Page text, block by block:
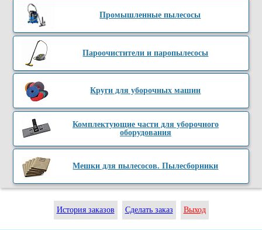
Промышленные пылесосы
Пароочистители и паропылесосы
Круги для уборочных машин
Комплектующие части для уборочного
оборудования
Мешки для пылесосов. Пылесборники
История заказов Сделать заказ Выход